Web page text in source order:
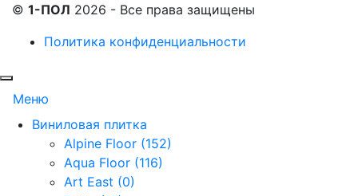
© 1-ПОЛ 2026 - Все права защищены
Политика конфиденциальности
Меню
Виниловая плитка
Alpine Floor (152)
Aqua Floor (116)
Art East (0)